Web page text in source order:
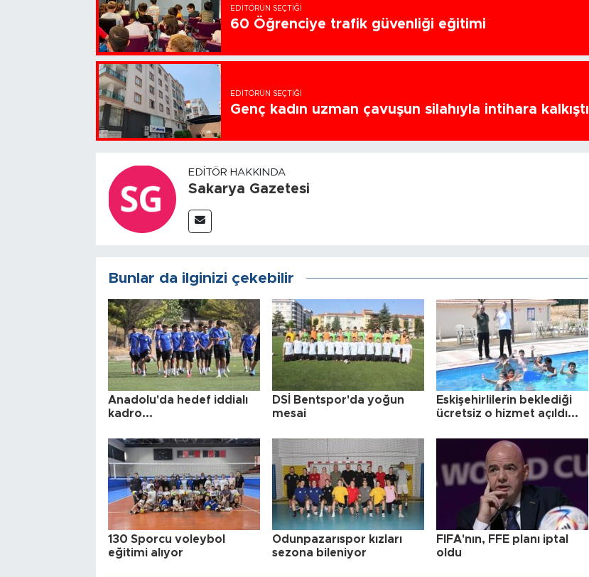
EDITÖRÜN SEÇTIĞI
60 Öğrenciye trafik güvenliği eğitimi
EDITÖRÜN SEÇTIĞI
Genç kadın uzman çavuşun silahıyla intihara kalkıştı
EDITÖR HAKKINDA
Sakarya Gazetesi
Bunlar da ilginizi çekebilir
Anadolu'da hedef iddialı
kadro...
DSİ Bentspor'da yoğun
mesai
Eskişehirlilerin beklediği
ücretsiz o hizmet açıldı...
130 Sporcu voleybol
eğitimi alıyor
Odunpazarıspor kızları
sezona bileniyor
FIFA'nın, FFE planı iptal
oldu